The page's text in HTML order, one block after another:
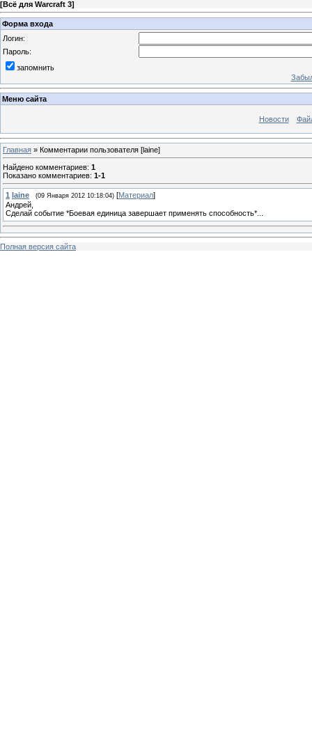
[Всё для Warcraft 3]
Форма входа
Логин:
Пароль:
запомнить
Меню сайта
Новости
Главная » Комментарии пользователя [laine]
Найдено комментариев: 1
Показано комментариев: 1-1
1 laine (09 Января 2012 10:18:04) [Материал]
Андрей,
Сделай событие *Боевая единица завершает применять способность*...
Полная версия сайта